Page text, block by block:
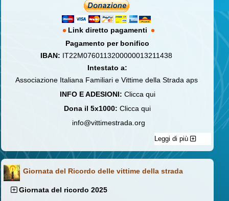
Link diretto pagamenti
Pagamento per bonifico
IBAN: IT22M0760113200000013211438
Intestato a:
Associazione Italiana Familiari e Vittime della Strada aps
INFO E ADESIONI: Clicca qui
Dona il 5x1000: Clicca qui
info@vittimestrada.org
Leggi di più
Giornata del Ricordo delle vittime della strada
Giornata del ricordo 2025